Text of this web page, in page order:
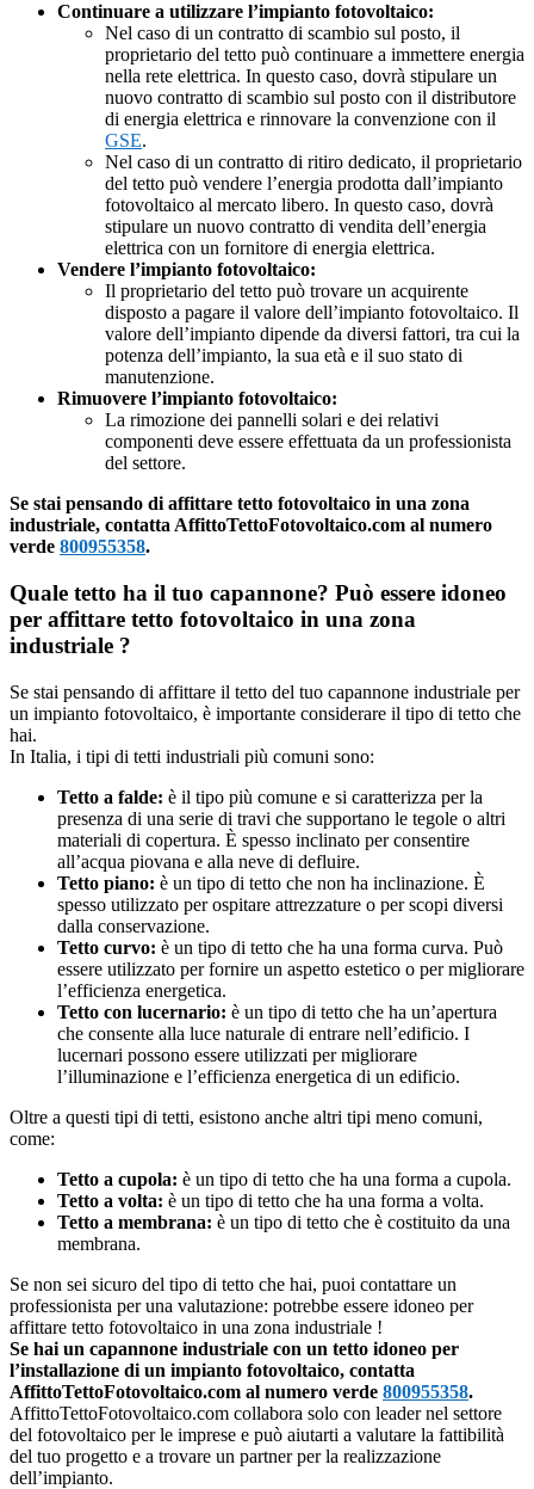
Continuare a utilizzare l’impianto fotovoltaico:
Nel caso di un contratto di scambio sul posto, il
proprietario del tetto può continuare a immettere energia
nella rete elettrica. In questo caso, dovrà stipulare un
nuovo contratto di scambio sul posto con il distributore
di energia elettrica e rinnovare la convenzione con il
GSE.
Nel caso di un contratto di ritiro dedicato, il proprietario
del tetto può vendere l’energia prodotta dall’impianto
fotovoltaico al mercato libero. In questo caso, dovrà
stipulare un nuovo contratto di vendita dell’energia
elettrica con un fornitore di energia elettrica.
Vendere l’impianto fotovoltaico:
Il proprietario del tetto può trovare un acquirente
disposto a pagare il valore dell’impianto fotovoltaico. Il
valore dell’impianto dipende da diversi fattori, tra cui la
potenza dell’impianto, la sua età e il suo stato di
manutenzione.
Rimuovere l’impianto fotovoltaico:
La rimozione dei pannelli solari e dei relativi
componenti deve essere effettuata da un professionista
del settore.
Se stai pensando di affittare tetto fotovoltaico in una zona
industriale, contatta AffittoTettoFotovoltaico.com al numero
verde 800955358.
Quale tetto ha il tuo capannone? Può essere idoneo
per affittare tetto fotovoltaico in una zona
industriale ?
Se stai pensando di affittare il tetto del tuo capannone industriale per
un impianto fotovoltaico, è importante considerare il tipo di tetto che
hai.
In Italia, i tipi di tetti industriali più comuni sono:
Tetto a falde: è il tipo più comune e si caratterizza per la
presenza di una serie di travi che supportano le tegole o altri
materiali di copertura. È spesso inclinato per consentire
all’acqua piovana e alla neve di defluire.
Tetto piano: è un tipo di tetto che non ha inclinazione. È
spesso utilizzato per ospitare attrezzature o per scopi diversi
dalla conservazione.
Tetto curvo: è un tipo di tetto che ha una forma curva. Può
essere utilizzato per fornire un aspetto estetico o per migliorare
l’efficienza energetica.
Tetto con lucernario: è un tipo di tetto che ha un’apertura
che consente alla luce naturale di entrare nell’edificio. I
lucernari possono essere utilizzati per migliorare
l’illuminazione e l’efficienza energetica di un edificio.
Oltre a questi tipi di tetti, esistono anche altri tipi meno comuni,
come:
Tetto a cupola: è un tipo di tetto che ha una forma a cupola.
Tetto a volta: è un tipo di tetto che ha una forma a volta.
Tetto a membrana: è un tipo di tetto che è costituito da una
membrana.
Se non sei sicuro del tipo di tetto che hai, puoi contattare un
professionista per una valutazione: potrebbe essere idoneo per
affittare tetto fotovoltaico in una zona industriale !
Se hai un capannone industriale con un tetto idoneo per
l’installazione di un impianto fotovoltaico, contatta
AffittoTettoFotovoltaico.com al numero verde 800955358.
AffittoTettoFotovoltaico.com collabora solo con leader nel settore
del fotovoltaico per le imprese e può aiutarti a valutare la fattibilità
del tuo progetto e a trovare un partner per la realizzazione
dell’impianto.